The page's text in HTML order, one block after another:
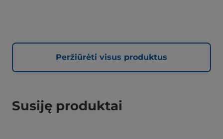
Peržiūrėti visus produktus
Susiję produktai